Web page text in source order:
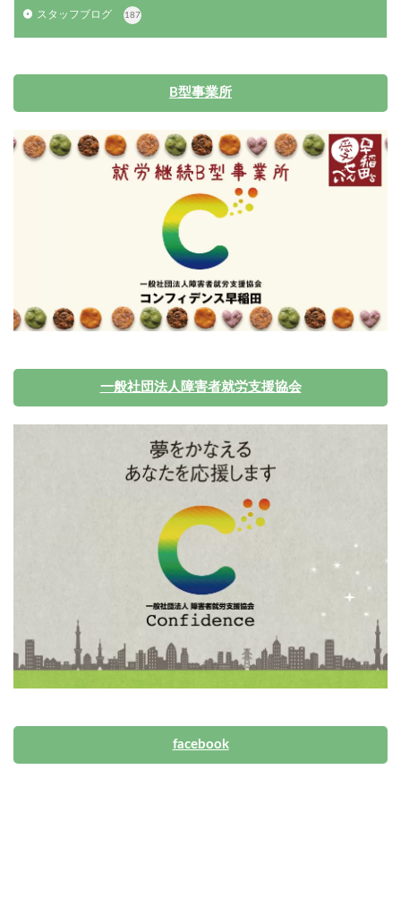
スタッフブログ 187
B型事業所
一般社団法人障害者就労支援協会
facebook